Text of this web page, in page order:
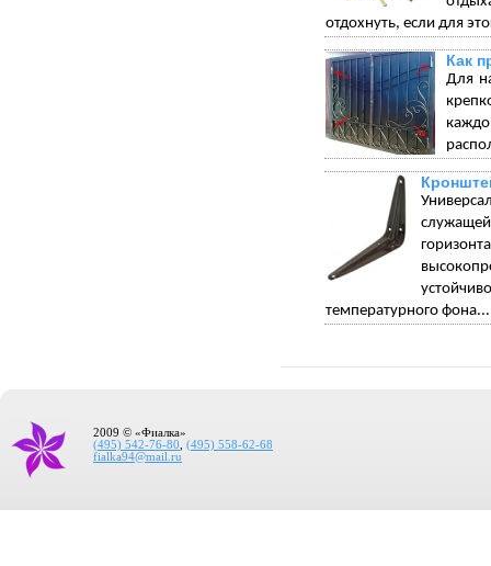
отдохнуть, если для
Как
Для
температурного фона...
2009 © «Фиалка»
(495) 542-76-80
(495) 558-62-68
fialka94@mail.ru